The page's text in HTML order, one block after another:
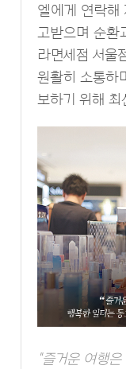
엘에게 연락해
고받으며 순환
라면세점 서울
원활히 소통하
보하기 위해 최
"즐거운 여행